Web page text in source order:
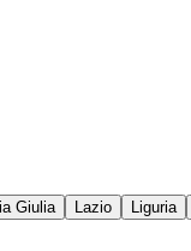
Giulia Lazio Liguria